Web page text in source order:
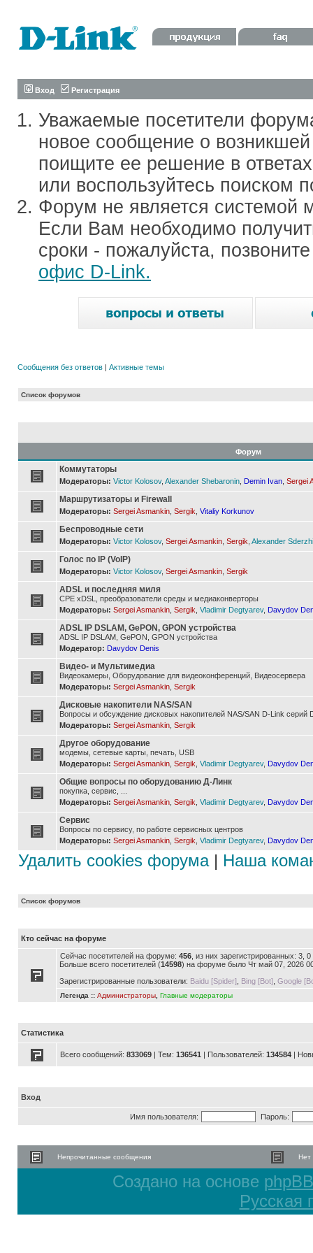
Вход Регистрация
Уважаемые посетители
новое сообщение о
поищите ее решение в
или воспользуйтесь поиском
Форум не является системой
Если Вам необходимо
сроки - пожалуйста,
офис D-Link.
Сообщения без ответов | Активные темы
Список форумов
Форум
Коммутаторы
Модераторы: Victor Kolosov, Alexander Shebaronin Demin Ivan Sergei
Маршрутизаторы и Firewall
Модераторы: Sergei Asmankin Sergik Vitaliy Korkunov
Беспроводные сети
Модераторы: Victor Kolosov, Sergei Asmankin Sergik Alexander
Голос по IP (VoIP)
Модераторы: Victor Kolosov, Sergei Asmankin Sergik
ADSL и последняя миля
CPE xDSL, преобразователи среды и медиаконверторы
Модераторы: Sergei Asmankin Sergik Vladimir Degtyarev, Davydov
ADSL IP DSLAM, GePON, GPON устройства
ADSL IP DSLAM, GePON, GPON устройства
Модератор: Davydov Denis
Видео- и Мультимедиа
Видеокамеры, Оборудование для видеоконференций, Видеосервера
Модераторы: Sergei Asmankin Sergik
Дисковые накопители NAS/SAN
Вопросы и обсуждение дисковых накопителей NAS/SAN D-Link серий
Модераторы: Sergei Asmankin Sergik
Другое оборудование
модемы, сетевые карты, печать, USB
Модераторы: Sergei Asmankin Sergik Vladimir Degtyarev, Davydov
Общие вопросы по оборудованию Д-Линк
покупка, сервис, ...
Модераторы: Sergei Asmankin Sergik Vladimir Degtyarev, Davydov
Сервис
Вопросы по сервису, по работе сервисных центров
Модераторы: Sergei Asmankin Sergik Vladimir Degtyarev, Davydov
Удалить cookies форума| Наша
Список форумов
Кто сейчас на форуме
Сейчас посетителей на форуме: 456 , из них зарегистрированных: 3,
Больше всего посетителей (14598) на форуме было Чт май 07, 2026
Зарегистрированные пользователи: Baidu [Spider] Bing [Bot] Google
Легенда :: Администраторы Главные модераторы
Статистика
Всего сообщений: 833069 | Тем: 136541 | Пользователей: 134584 |
Вход
Имя пользователя: Пароль:
Непрочитанные сообщения Нет
Создано на основе phpBB
Русская